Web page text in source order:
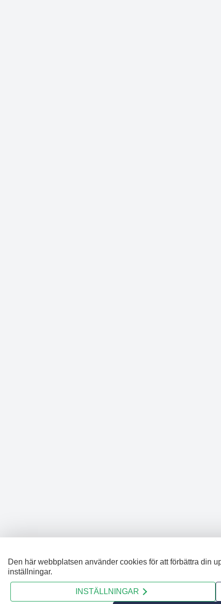
Den här webbplatsen använder cookies för att förbättra din
inställningar.
INSTÄLLNINGAR